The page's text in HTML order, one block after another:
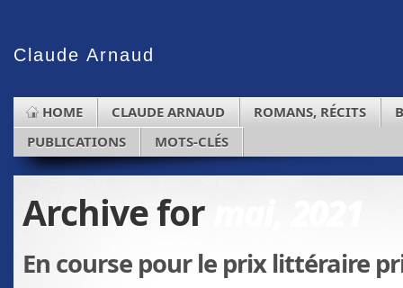
Claude Arnaud
HOME CLAUDE ARNAUD ROMANS, RÉCITS
PUBLICATIONS
MOTS-CLÉS
Archive for
En course pour le prix littéraire